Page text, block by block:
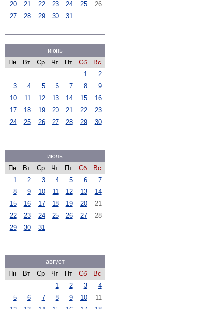
20
21 22 23 24 25
26
27
28 29 30 31
июнь
Пн
Вт Ср Чт Пт Сб
Вс
1
2
3
4 5 6 7 8
9
10
11 12 13 14 15
16
17
18 19 20 21 22
23
24
25 26 27 28 29 30
июль
Пн
Вт Ср Чт Пт Сб
Вс
1
2 3 4 5 6
7
8
9 10 11 12 13
14
15
16 17 18 19 20
21
22
23 24 25 26 27
28
29
30 31
август
Пн
Вт Ср Чт Пт Сб
Вс
1
2 3
4
5
6 7 8 9 10
11